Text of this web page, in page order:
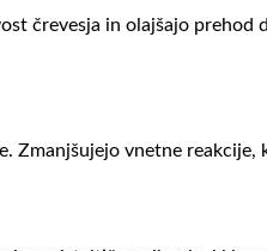
črevesja in olajšajo prehod
Zmanjšujejo vnetne